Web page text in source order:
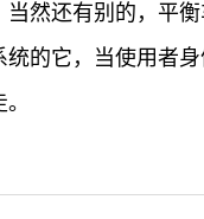
然还有别的，平
的它，当使用者